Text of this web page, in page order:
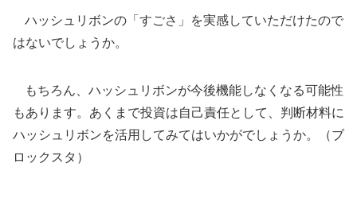
ハッシュリボンの「すごさ」を実感していただけたので
はないでしょうか。
もちろん、ハッシュリボンが今後機能しなくなる可能性
もあります。あくまで投資は自己責任として、判断材料に
ハッシュリボンを活用してみてはいかがでしょうか。（ブ
ロックスタ）